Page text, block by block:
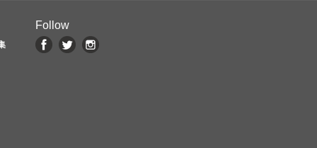
Follow